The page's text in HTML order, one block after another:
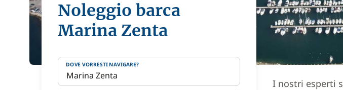
Noleggio barca
Marina Zenta
DOVE VORRESTI NAVIGARE?
I nostri esperti